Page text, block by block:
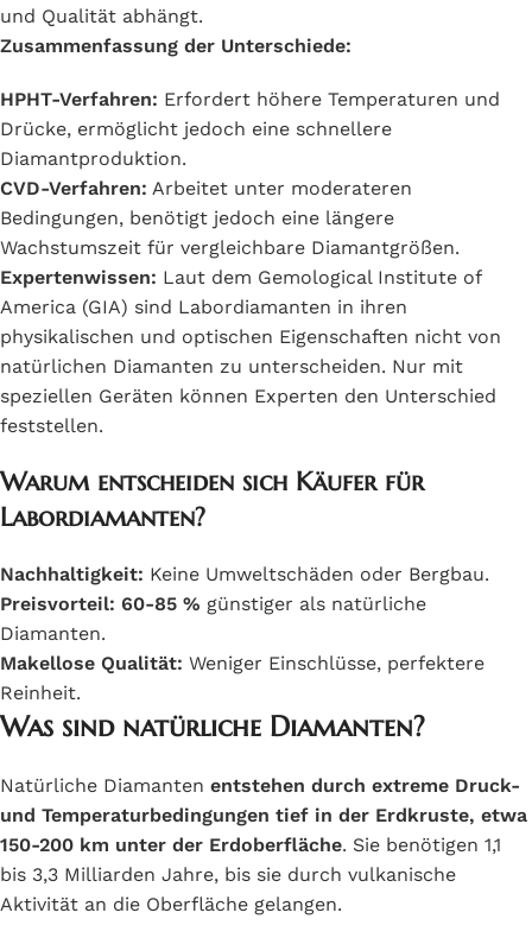
und Qualität abhängt.
Zusammenfassung der Unterschiede:
HPHT-Verfahren: Erfordert höhere Temperaturen und
Drücke, ermöglicht jedoch eine schnellere
Diamantproduktion.​
CVD-Verfahren: Arbeitet unter moderateren
Bedingungen, benötigt jedoch eine längere
Wachstumszeit für vergleichbare Diamantgrößen.
Expertenwissen: Laut dem Gemological Institute of
America (GIA) sind Labordiamanten in ihren
physikalischen und optischen Eigenschaften nicht von
natürlichen Diamanten zu unterscheiden. Nur mit
speziellen Geräten können Experten den Unterschied
feststellen.
Warum entscheiden sich Käufer für
Labordiamanten?
Nachhaltigkeit: Keine Umweltschäden oder Bergbau.
Preisvorteil: 60-85 % günstiger als natürliche
Diamanten.
Makellose Qualität: Weniger Einschlüsse, perfektere
Reinheit.
Was sind natürliche Diamanten?
Natürliche Diamanten entstehen durch extreme Druck-
und Temperaturbedingungen tief in der Erdkruste, etwa
150-200 km unter der Erdoberfläche. Sie benötigen 1,1
bis 3,3 Milliarden Jahre, bis sie durch vulkanische
Aktivität an die Oberfläche gelangen.